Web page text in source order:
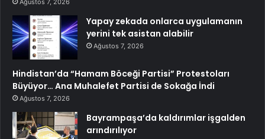
Ağustos 7, 2026
Yapay zekada onlarca uygulamanın
yerini tek asistan alabilir
Ağustos 7, 2026
Hindistan’da “Hamam Böceği Partisi” Protestoları
Büyüyor… Ana Muhalefet Partisi de Sokağa İndi
Ağustos 7, 2026
Bayrampaşa’da kaldırımlar işgalden
arındırılıyor